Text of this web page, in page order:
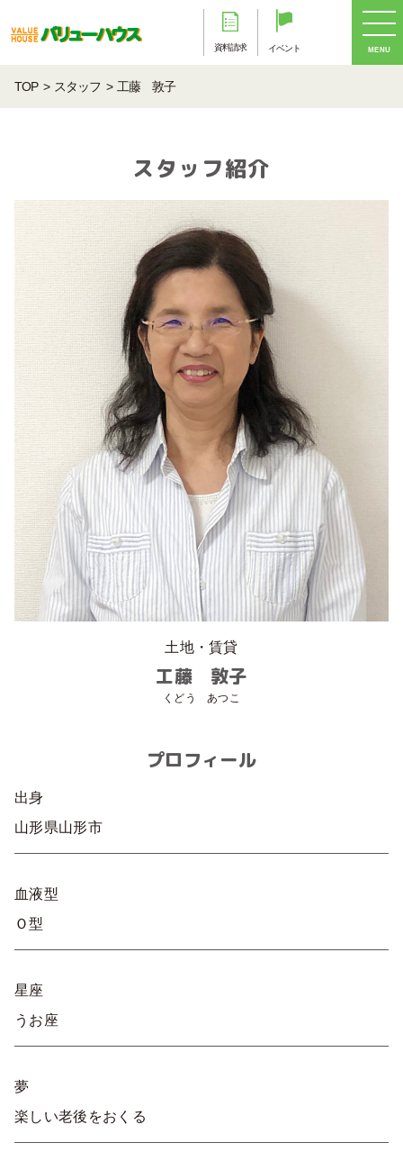
資料請求 イベント MENU
TOP スタッフ 工藤 敦子
スタッフ紹介
土地・賃貸
工藤 敦子
くどう あつこ
プロフィール
出身
山形県山形市
血液型
Ｏ型
星座
うお座
夢
楽しい老後をおくる